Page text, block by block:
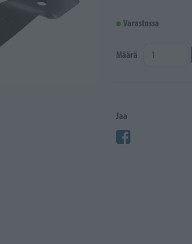
Varastossa
Määrä
Jaa